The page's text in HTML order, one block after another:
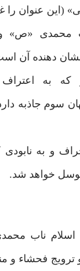
(این عنوان را
محمدی «ص» و
نشان دهنده آن
که به اعتراف
جاذبه
و به
خواهد شد.
اسلام ناب
ترویج فحشاء و